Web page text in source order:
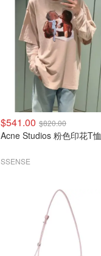
$541.00 $820.00
Acne Studios 粉色印花T恤
SSENSE